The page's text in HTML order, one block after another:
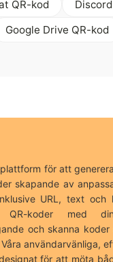
QR-kod
Google Drive QR-kod
för att
skapande av
URL, text och
QR-koder med
och skanna
användarvänliga,
för att möta